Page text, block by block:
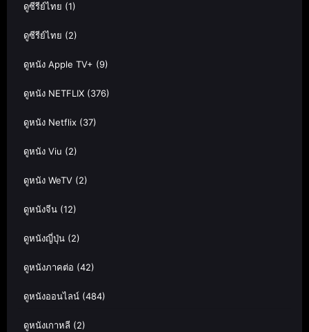
ดูซีรีย์ไทย (1)
ดูซีรีย์ไทย (2)
ดูหนัง Apple TV+ (9)
ดูหนัง NETFLIX (376)
ดูหนัง Netflix (37)
ดูหนัง Viu (2)
ดูหนัง WeTV (2)
ดูหนังจีน (12)
ดูหนังญี่ปุ่น (2)
ดูหนังภาคต่อ (42)
ดูหนังออนไลน์ (484)
ดูหนังเกาหลี (2)